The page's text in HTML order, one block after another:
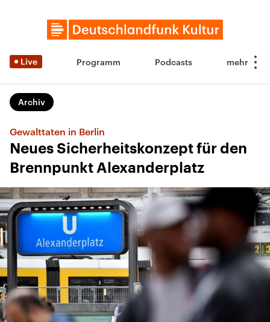
Live Programm Podcasts
Archiv
Gewalttaten in Berlin
Neues Sicherheitskonzept für den
Brennpunkt Alexanderplatz